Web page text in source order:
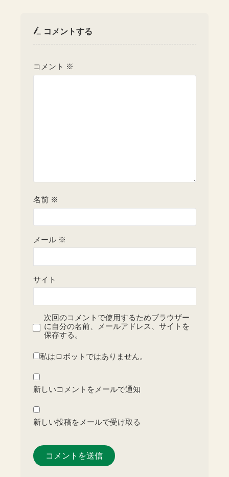
コメントする
コメント ※
名前 ※
メール ※
サイト
次回のコメントで使用するためブラウザー
に自分の名前、メールアドレス、サイトを
保存する。
私はロボットではありません。
新しいコメントをメールで通知
新しい投稿をメールで受け取る